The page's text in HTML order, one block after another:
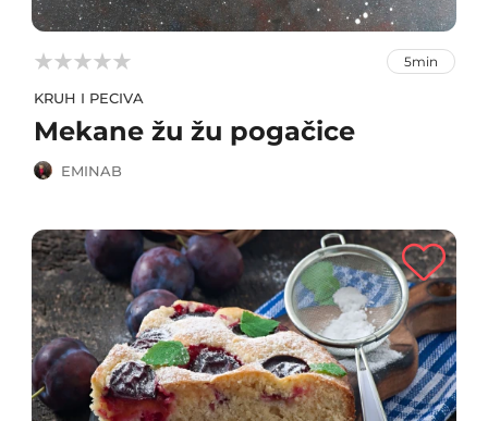


 5min
KRUH I PECIVA
Mekane žu žu pogačice
EMINAB